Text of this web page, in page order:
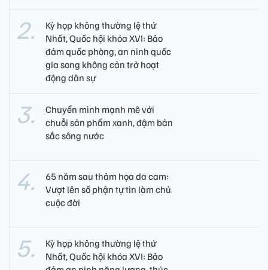
Kỳ họp không thường lệ thứ
Nhất, Quốc hội khóa XVI: Bảo
đảm quốc phòng, an ninh quốc
gia song không cản trở hoạt
động dân sự
Chuyển mình mạnh mẽ với
chuỗi sản phẩm xanh, đậm bản
sắc sông nước
65 năm sau thảm họa da cam:
Vượt lên số phận tự tin làm chủ
cuộc đời
Kỳ họp không thường lệ thứ
Nhất, Quốc hội khóa XVI: Bảo